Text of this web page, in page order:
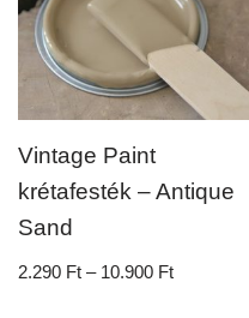
Vintage Paint
krétafesték – Antique
Sand
2.290 Ft – 10.900 Ft